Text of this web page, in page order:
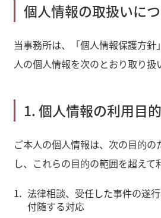
個人情報の取扱いに
当事務所は、「個人情報保護方
人の個人情報を次のとおり取り扱
1. 個人情報の利用目的
ご本人の個人情報は、次の目的の
し、これらの目的の範囲を超えて
法律相談、受任した事件の遂
付随する対応